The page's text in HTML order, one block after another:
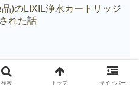
)のLIXIL浄水カートリッジ
れた話
持したままMBRからGPTに
検索 トップ サイドバー